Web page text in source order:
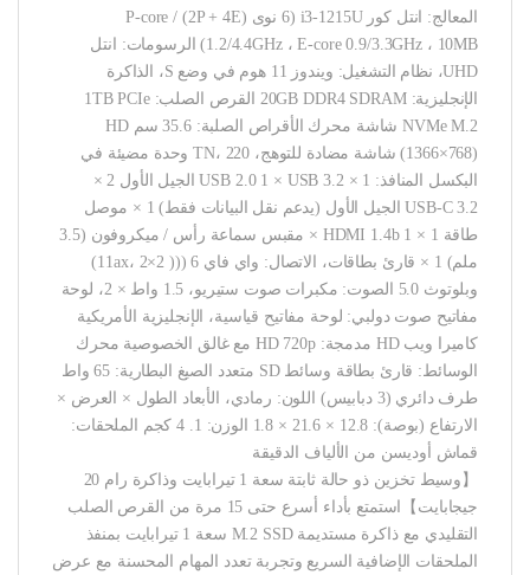
المعالج: انتل كور i3-1215U (6 نوى (2P + 4E) / P-core
1.2/4.4GHz ، E-core 0.9/3.3GHz ، 10MB) الرسومات: انتل
UHD، نظام التشغيل: ويندوز 11 هوم في وضع S، الذاكرة
الإنجليزية: 20GB DDR4 SDRAM القرص الصلب: 1TB PCIe
NVMe M.2 شاشة محرك الأقراص الصلبة: 35.6 سم HD
(1366×768) شاشة مضادة للتوهج، TN، 220 وحدة مضيئة في
البكسل المنافذ: 1 × USB 2.0 1 × USB 3.2 الجيل الأول 2 ×
USB-C 3.2 الجيل الأول (يدعم نقل البيانات فقط) 1 × موصل
طاقة 1 × HDMI 1.4b 1 × مقبس سماعة رأس / ميكروفون (3.5
ملم) 1 × قارئ بطاقات، الاتصال: واي فاي 6 ((( 11ax، 2×2)
وبلوتوث 5.0 الصوت: مكبرات صوت ستيريو، 1.5 واط × 2، لوحة
مفاتيح صوت دولبي: لوحة مفاتيح قياسية، الإنجليزية الأمريكية
كاميرا ويب HD مدمجة: HD 720p مع غالق الخصوصية محرك
الوسائط: قارئ بطاقة وسائط SD متعدد الصيغ البطارية: 65 واط
طرف دائري (3 دبابيس) اللون: رمادي، الأبعاد الطول × العرض ×
الارتفاع (بوصة): 12.8 × 21.6 × 1.8 الوزن: 1. 4 كجم الملحقات:
قماش أوديسن من الألياف الدقيقة
【وسيط تخزين ذو حالة ثابتة سعة 1 تيرابايت وذاكرة رام 20
جيجابايت】استمتع بأداء أسرع حتى 15 مرة من القرص الصلب
التقليدي مع ذاكرة مستديمة M.2 SSD سعة 1 تيرابايت بمنفذ
الملحقات الإضافية السريع وتجربة تعدد المهام المحسنة مع عرض